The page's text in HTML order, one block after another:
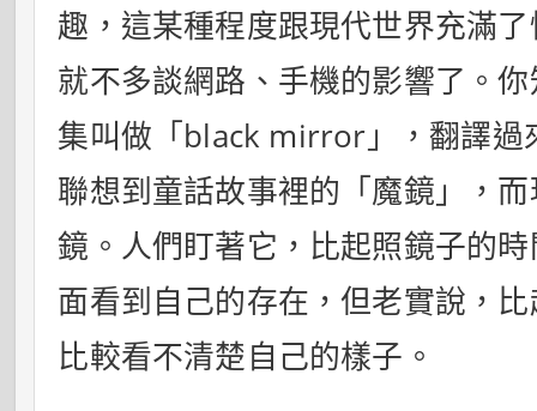
趣，這某種程度跟現代世界充滿
就不多談網路、手機的影響了。
集叫做「black mirror」，翻譯過
聯想到童話故事裡的「魔鏡」，
鏡。人們盯著它，比起照鏡子的
面看到自己的存在，但老實說，
比較看不清楚自己的樣子。